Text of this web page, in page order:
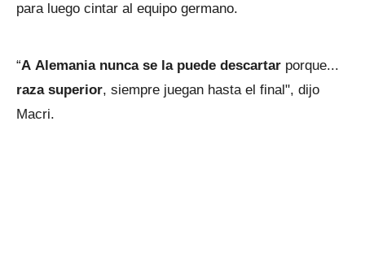
para luego cintar al equipo germano.
“A Alemania nunca se la puede descartar porque...
raza superior, siempre juegan hasta el final", dijo
Macri.